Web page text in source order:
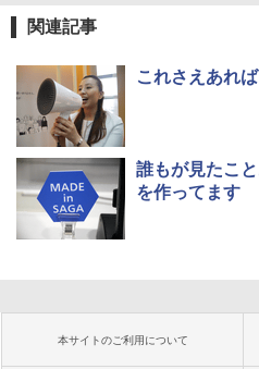
関連記事
これさえあれ
誰もが見たこ
を作ってます
本サイトのご利用について